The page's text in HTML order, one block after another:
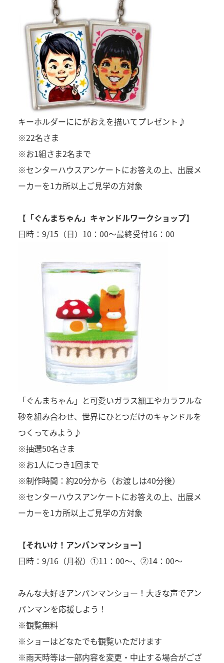
キーホルダーににがおえを描いてプレゼント♪
※22名さま
※お1組さま2名まで
※センターハウスアンケートにお答えの上、出展メ
ーカーを1カ所以上ご見学の方対象
【「ぐんまちゃん」キャンドルワークショップ】
日時：9/15（日）10：00～最終受付16：00
「ぐんまちゃん」と可愛いガラス細工やカラフルな
砂を組み合わせ、世界にひとつだけのキャンドルを
つくってみよう♪
※抽選50名さま
※お1人につき1回まで
※制作時間：約20分から（お渡しは40分後）
※センターハウスアンケートにお答えの上、出展メ
ーカーを1カ所以上ご見学の方対象
【それいけ！アンパンマンショー】
日時：9/16（月祝）①11：00～、②14：00～
みんな大好きアンパンマンショー！大きな声でアン
パンマンを応援しよう！
※観覧無料
※ショーはどなたでも観覧いただけます
※雨天時等は一部内容を変更・中止する場合がござ